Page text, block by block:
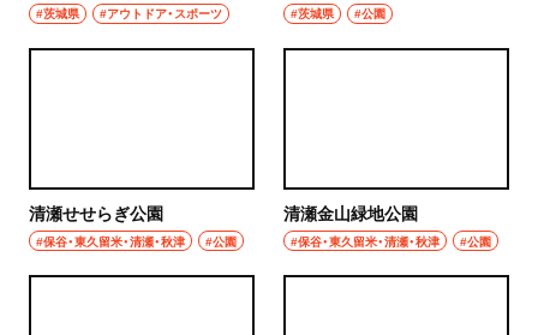
#茨城県 #アウトドア・スポーツ #茨城県 #公園
清瀬せせらぎ公園
#保谷・東久留米・清瀬・秋津 #公園
清瀬金山緑地公園
#保谷・東久留米・清瀬・秋津 #公園